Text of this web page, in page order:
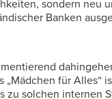
sondern neu
Banken
„Mädchen für Alles“
zu solchen internen